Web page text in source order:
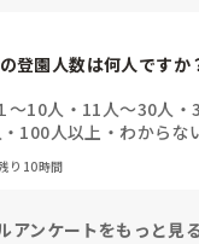
登園人数は何人ですか
～10人 ・ 11人～30人 ・
・ 100人以上 ・ わからな
他(コメントで教えて下さ
り10時間
アンケートをもっと見